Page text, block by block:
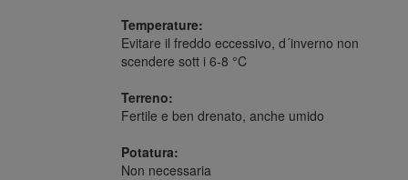
Temperature:
Evitare il freddo eccessivo, d´inverno non
scendere sott i 6-8 °C
Terreno:
Fertile e ben drenato, anche umido
Potatura:
Non necessaria